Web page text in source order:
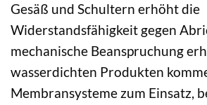
Gesäß und Schultern erhöht die
Widerstandsfähigkeit gegen
mechanische Beanspruchung
wasserdichten Produkten
Membransysteme zum Einsatz,